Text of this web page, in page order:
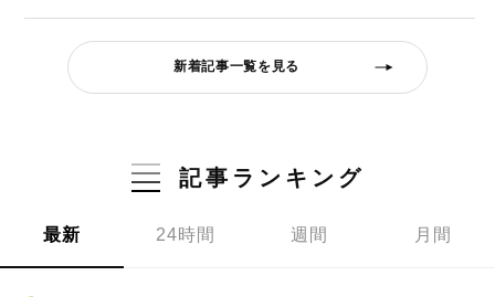
新着記事一覧を見る
記事ランキング
最新 24時間 週間 月間